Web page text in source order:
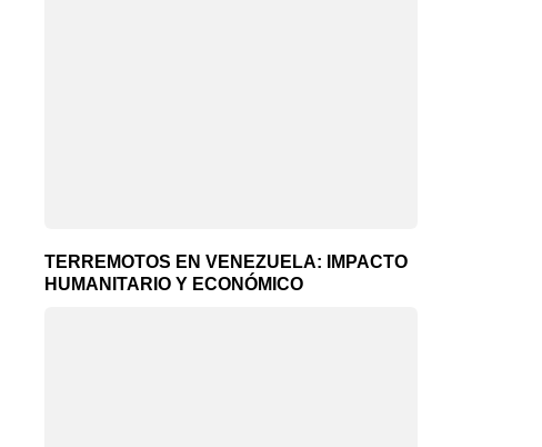
TERREMOTOS EN VENEZUELA: IMPACTO
HUMANITARIO Y ECONÓMICO